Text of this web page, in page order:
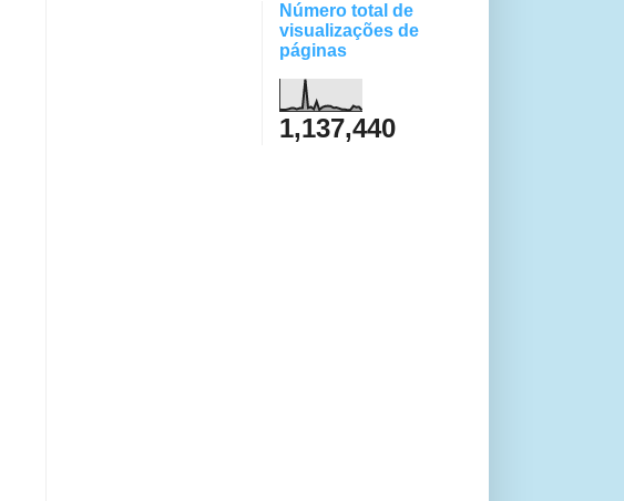
Número total de
visualizações de
páginas
1,137,440